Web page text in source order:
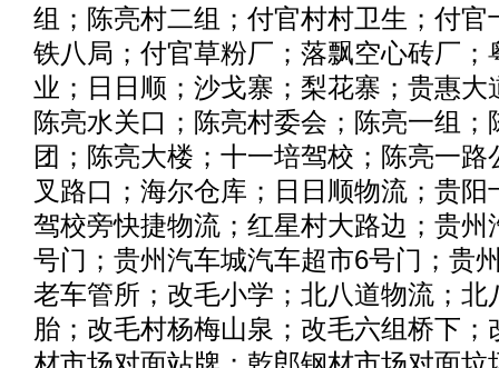
组；陈亮村二组；付官村村卫生；付官
铁八局；付官草粉厂；落飘空心砖厂；
业；日日顺；沙戈寨；梨花寨；贵惠大
陈亮水关口；陈亮村委会；陈亮一组
团；陈亮大楼；十一培驾校；陈亮一
叉路口；海尔仓库；日日顺物流；贵
驾校旁快捷物流；红星村大路边；贵州
号门；贵州汽车城汽车超市6号门；贵
老车管所；改毛小学；北八道物流；北
胎；改毛村杨梅山泉；改毛六组桥下；